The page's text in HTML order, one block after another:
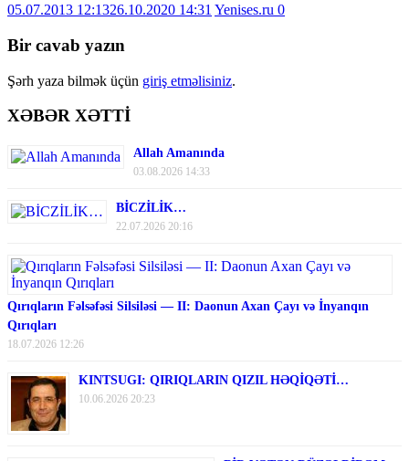
05.07.2013 12:1326.10.2020 14:31 Yenises.ru 0
Bir cavab yazın
Şərh yaza bilmək üçün giriş etməlisiniz.
XƏBƏR XƏTTİ
Allah Amanında
03.08.2026 14:33
BİCZİLİK…
22.07.2026 20:16
Qırıqların Fəlsəfəsi Silsiləsi — II: Daonun Axan Çayı və İnyanqın
Qırıqları
18.07.2026 12:26
KINTSUGI: QIRIQLARIN QIZIL HƏQİQƏTİ…
10.06.2026 20:23